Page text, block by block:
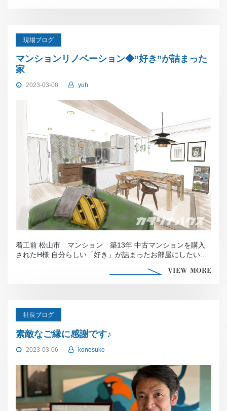
現場ブログ
マンションリノベーション◆”好き”が詰まった
家
2023-03-08 yuh
着工前 松山市 マンション 築13年 中古マンションを購入
されたH様 自分らしい「好き」が詰まったお部屋にしたい
VIEW MORE
社長ブログ
素敵なご縁に感謝です♪
2023-03-06 konosuke